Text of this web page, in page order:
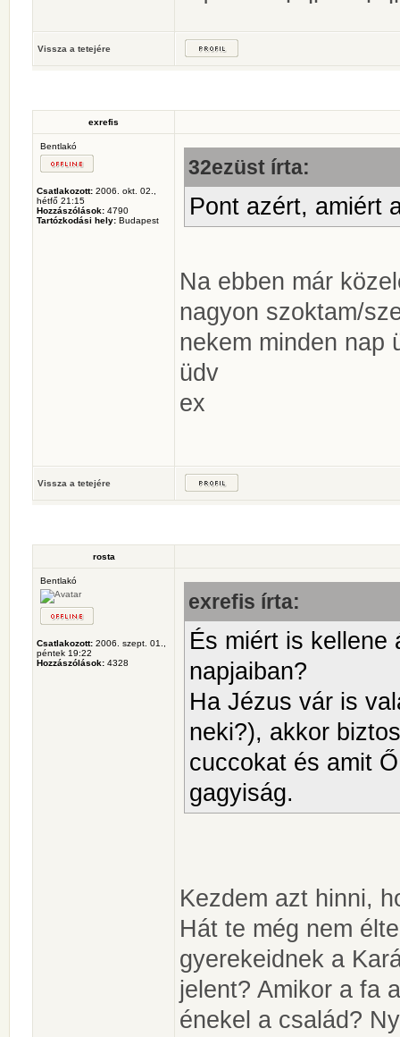
Vissza a tetejére
exrefis
Bentlakó
Csatlakozott: 2006. okt. 02.,
hétfő 21:15
Hozzászólások: 4790
Tartózkodási hely: Budapest
32ezüst írta:
Pont azért, amiért
Na ebben már
nagyon szoktam/
nekem minden nap
üdv
ex
Vissza a tetejére
rosta
Bentlakó
Csatlakozott: 2006. szept. 01.,
péntek 19:22
Hozzászólások: 4328
exrefis írta:
És miért is kellene
napjaiban?
Ha Jézus vár is
neki?), akkor
cuccokat és amit
gagyiság.
Kezdem azt hinni,
Hát te még nem
gyerekeidnek a
jelent? Amikor a fa
énekel a család?